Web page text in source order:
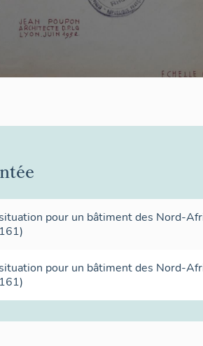
pour un bâtiment des Nord-
pour un bâtiment des Nord-